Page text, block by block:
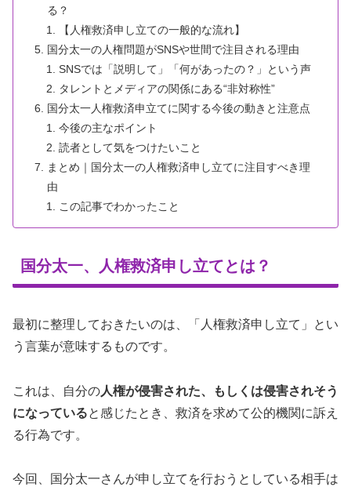
る？
【人権救済申し立ての一般的な流れ】
国分太一の人権問題がSNSや世間で注目される理由
SNSでは「説明して」「何があったの？」という声
タレントとメディアの関係にある“非対称性”
国分太一人権救済申立てに関する今後の動きと注意点
今後の主なポイント
読者として気をつけたいこと
まとめ｜国分太一の人権救済申し立てに注目すべき理
由
この記事でわかったこと
国分太一、人権救済申し立てとは？
最初に整理しておきたいのは、「人権救済申し立て」とい
う言葉が意味するものです。
これは、自分の人権が侵害された、もしくは侵害されそう
になっていると感じたとき、救済を求めて公的機関に訴え
る行為です。
今回、国分太一さんが申し立てを行おうとしている相手は